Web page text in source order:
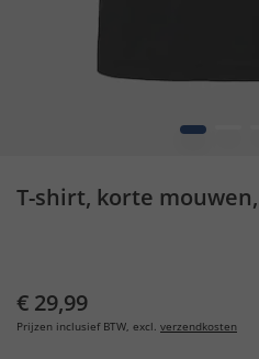
1
T-shirt, korte
€ 29,99
Prijzen inclusief BTW, excl. verzendkosten